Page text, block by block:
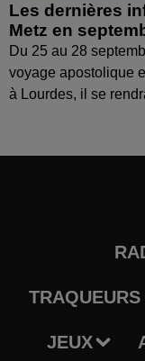
Les dernières
Metz en
Du 25 au 28
voyage apostolique
à Lourdes, il se
JEUX